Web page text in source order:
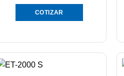
COTIZAR